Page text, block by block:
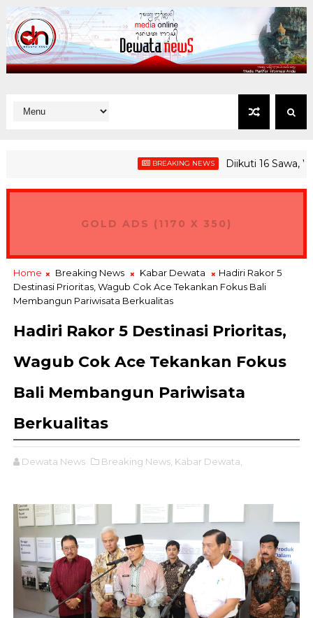
BREAKING NEWS Diikuti 16 Sawa,
GOLD ADS (1170 X 350)
Home Breaking News Kabar Dewata
Hadiri Rakor 5
Destinasi Prioritas, Wagub Cok Ace Tekankan Fokus Bali
Membangun Pariwisata Berkualitas
Hadiri Rakor 5 Destinasi Prioritas,
Wagub Cok Ace Tekankan Fokus
Bali Membangun Pariwisata
Berkualitas
Dewata News Breaking News, Kabar Dewata,